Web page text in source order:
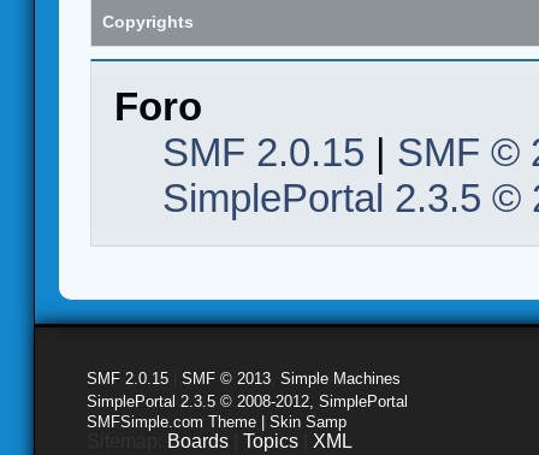
Copyrights
Foro
SMF 2.0.15 | SMF ©
SimplePortal 2.3.5 ©
SMF 2.0.15 SMF © 2013 Simple Machines
SimplePortal 2.3.5 © 2008-2012, SimplePortal
SMFSimple.com Theme | Skin Samp
Boards Topics XML